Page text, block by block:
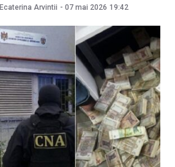
Ecaterina Arvintii - 07 mai 2026 19:42